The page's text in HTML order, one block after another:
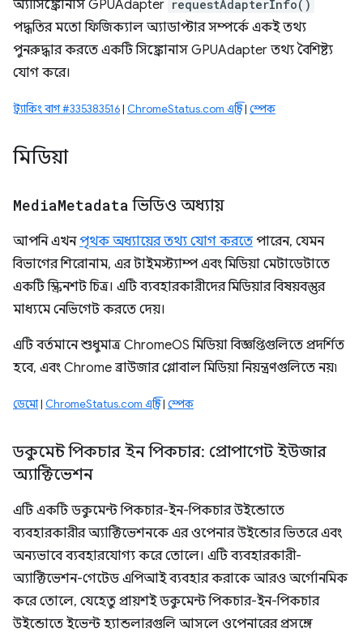
অ্যাসিঙ্ক্রোনাস GPUAdapter requestAdapterInfo()
পদ্ধতির মতো ফিজিক্যাল অ্যাডাপ্টার সম্পর্কে একই তথ্য
পুনরুদ্ধার করতে একটি সিঙ্ক্রোনাস GPUAdapter তথ্য বৈশিষ্ট্য
যোগ করে।
ট্র্যাকিং বাগ #335383516| ChromeStatus.com এন্ট্রি| স্পেক
মিডিয়া
MediaMetadata ভিডিও অধ্যায়
আপনি এখনপৃথক অধ্যায়ের তথ্য যোগ করতে পারেন, যেমন
বিভাগের শিরোনাম, এর টাইমস্ট্যাম্প এবং মিডিয়া মেটাডেটাতে
একটি স্ক্রিনশট চিত্র। এটি ব্যবহারকারীদের মিডিয়ার বিষয়বস্তুর
মাধ্যমে নেভিগেট করতে দেয়।
এটি বর্তমানে শুধুমাত্র ChromeOS মিডিয়া বিজ্ঞপ্তিগুলিতে প্রদর্শিত
হবে, এবং Chrome ব্রাউজার গ্লোবাল মিডিয়া নিয়ন্ত্রণগুলিতে নয়৷
ডেমো| ChromeStatus.com এন্ট্রি| স্পেক
ডকুমেন্ট পিকচার ইন পিকচার: প্রোপাগেট ইউজার
অ্যাক্টিভেশন
এটি একটি ডকুমেন্ট পিকচার-ইন-পিকচার উইন্ডোতে
ব্যবহারকারীর অ্যাক্টিভেশনকে এর ওপেনার উইন্ডোর ভিতরে এবং
অন্যভাবে ব্যবহারযোগ্য করে তোলে। এটি ব্যবহারকারী-
অ্যাক্টিভেশন-গেটেড এপিআই ব্যবহার করাকে আরও অর্গোনমিক
করে তোলে, যেহেতু প্রায়শই ডকুমেন্ট পিকচার-ইন-পিকচার
উইন্ডোতে ইভেন্ট হ্যান্ডলারগুলি আসলে ওপেনারের প্রসঙ্গে